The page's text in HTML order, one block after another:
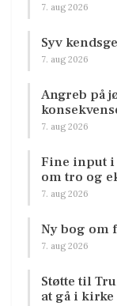
7. aug 2026
Syv
7. aug 2026
Angreb på
7. aug 2026
Fine input i
om tro og
7. aug 2026
Ny bog om
7. aug 2026
Støtte til
at gå i kirke